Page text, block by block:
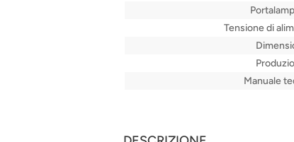
Tensione di
Manuale